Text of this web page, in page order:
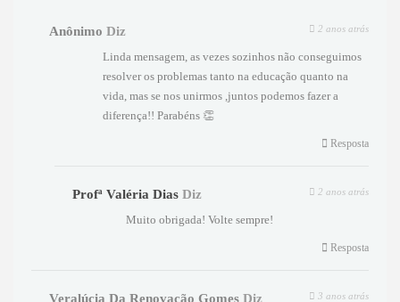
Anônimo Diz 2 anos atrás
Linda mensagem, as vezes sozinhos não conseguimos
resolver os problemas tanto na educação quanto na
vida, mas se nos unirmos ,juntos podemos fazer a
diferença!! Parabéns 👏
Resposta
Profª Valéria Dias Diz 2 anos atrás
Muito obrigada! Volte sempre!
Resposta
Veralúcia Da Renovação Gomes Diz 3 anos atrás